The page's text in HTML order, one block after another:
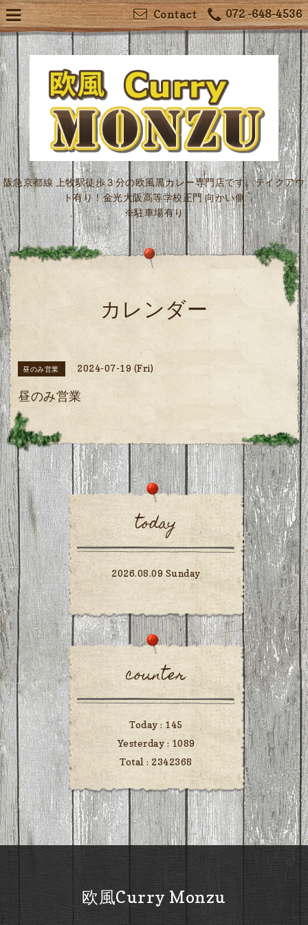
072 -648-4536
Contact
阪急京都線 上牧駅徒歩３分の欧風黒カレー専門店です。テイクアウ
ト有り！金光大阪高等学校正門 向かい側
※駐車場有り
カレンダー
昼のみ営業 2024-07-19 (Fri)
昼のみ営業
today
2026.08.09 Sunday
counter
Today : 145
Yesterday : 1089
Total : 2342368
欧風Curry Monzu